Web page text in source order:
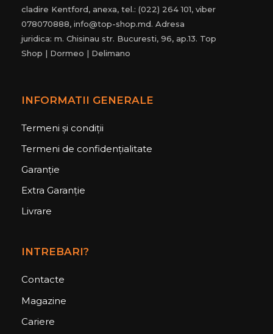
cladire Kentford, anexa, tel.: (022) 264 101, viber
078070888, info@top-shop.md. Adresa
juridica: m. Chisinau str. Bucuresti, 96, ap.13. Top
Shop | Dormeo | Delimano
INFORMATII GENERALE
Termeni și condiții
Termeni de confidențialitate
Garanție
Extra Garanție
Livrare
INTREBARI?
Contacte
Magazine
Cariere